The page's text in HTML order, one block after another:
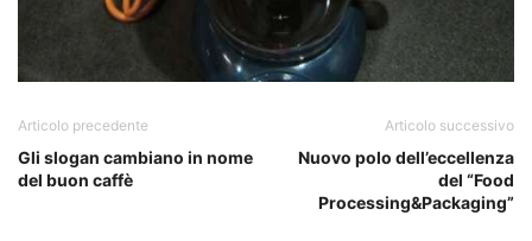
Articolo precedente
Gli slogan cambiano in nome
del buon caffè
Articolo successivo
Nuovo polo dell’eccellenza
del “Food
Processing&Packaging”